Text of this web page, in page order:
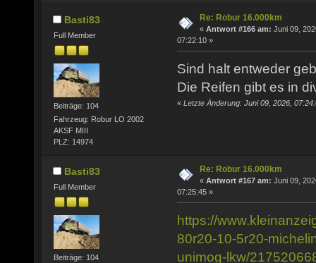
Basti83
Full Member
Beiträge: 104
Fahrzeug: Robur LO 2002
AKSF MIII
PLZ: 14974
Re: Robur 16.000km
« Antwort #166 am: Juni 09,
07:22:10 »
Sind halt entweder
Die Reifen gibt es in
« Letzte Änderung: Juni 09, 2026,
Basti83
Full Member
Beiträge: 104
Re: Robur 16.000km
« Antwort #167 am: Juni 09,
07:25:45 »
https://
80r20-10-5r20-
unimog-lkw/